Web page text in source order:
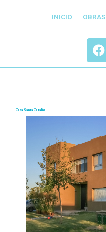
INICIO OBRAS
Casa Santa Catalina I